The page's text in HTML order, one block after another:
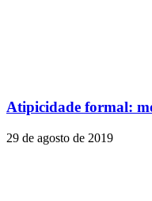
Atipicidade formal:
29 de agosto de 2019